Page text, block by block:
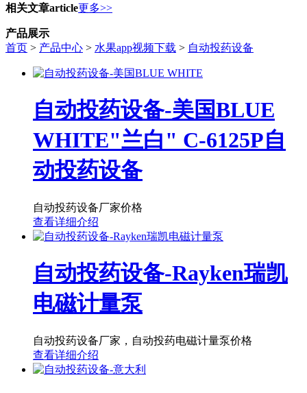
相关文章article更多>>
产品展示
首页 > 产品中心 > 水果app视频下载 > 自动投药设备
自动投药设备-美国BLUE
WHITE"兰白" C-6125P自
动投药设备
自动投药设备厂家价格
查看详细介绍
自动投药设备-Rayken瑞凯
电磁计量泵
自动投药设备厂家，自动投药电磁计量泵价格
查看详细介绍